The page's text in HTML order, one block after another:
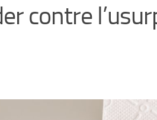
contre